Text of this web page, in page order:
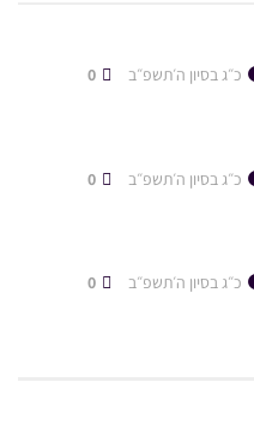
כ״ג בסיון ה׳תשפ״ב
כ״ג בסיון ה׳תשפ״ב
כ״ג בסיון ה׳תשפ״ב